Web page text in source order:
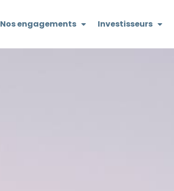
Nos engagements Investisseurs